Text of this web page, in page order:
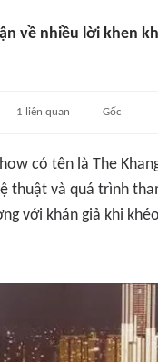
về nhiều lời khen
1 liên quan Gốc
có tên là The
thuật và quá trình
với khán giả khi